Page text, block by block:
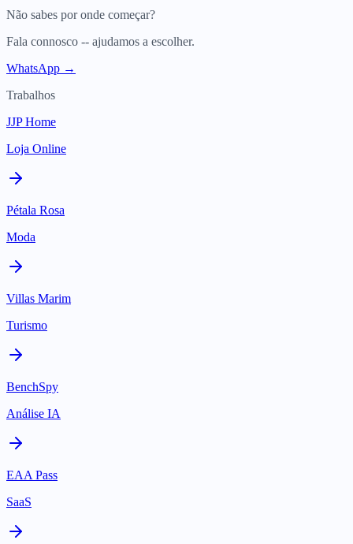
Não sabes por onde começar?
Fala connosco -- ajudamos a escolher.
WhatsApp →
Trabalhos
JJP Home
Loja Online
Pétala Rosa
Moda
Villas Marim
Turismo
BenchSpy
Análise IA
EAA Pass
SaaS